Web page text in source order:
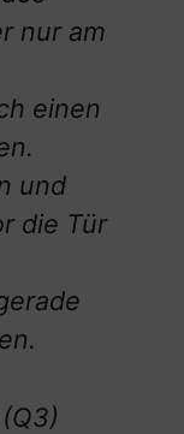
nur am
einen
und
die Tür